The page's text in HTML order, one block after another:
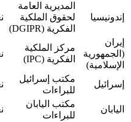
إندونيسيا
المديرية العامة
لحقوق الملكية
الفكرية (DGIPR)
‮إيران
(الجمهورية
الإسلامية)
مركز الملكية
الفكرية (IPC)
إسرائيل
مكتب إسرائيل
للبراءات
اليابان
مكتب اليابان
للبراءات